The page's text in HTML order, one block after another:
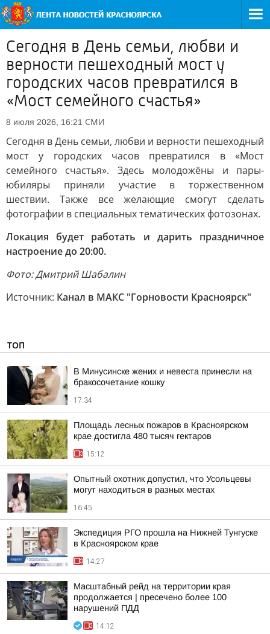
Сегодня в День семьи, любви и
верности пешеходный мост у
городских часов превратился в
«Мост семейного счастья»
8 июля 2026, 16:21 СМИ
Сегодня в День семьи, любви и верности пешеходный
мост у городских часов превратился в «Мост
семейного счастья». Здесь молодожёны и пары-
юбиляры приняли участие в торжественном
шествии. Также все желающие смогут сделать
фотографии в специальных тематических фотозонах.
Локация будет работать и дарить праздничное
настроение до 20:00.
Фото: Дмитрий Шабалин
Источник: Канал в МАКС "Горновости Красноярск"
ТОП
В Минусинске жених и невеста принесли на
бракосочетание кошку
17:34
Площадь лесных пожаров в Красноярском
крае достигла 480 тысяч гектаров
15:12
Опытный охотник допустил, что Усольцевы
могут находиться в разных местах
16:45
Экспедиция РГО прошла на Нижней Тунгуске
в Красноярском крае
14:27
Масштабный рейд на территории края
продолжается | пресечено более 100
нарушений ПДД
14:12